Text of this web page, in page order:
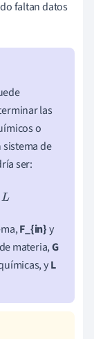
faltan datos
las
o
de
ser:
F_{in}y
materia,G
yL